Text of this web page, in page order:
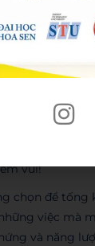
“truyd”
hình như…
mọi người
chiếc
toét, tươi cả
khá tự tin
nghiêm
vui!
chọn để tống
việc mà
và năng